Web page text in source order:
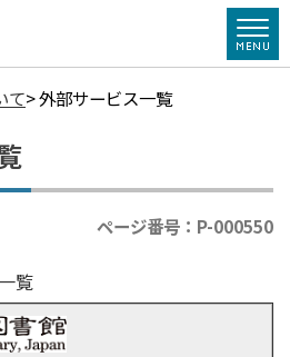
て> 外部サービス一覧
ページ番号：P-000550
覧